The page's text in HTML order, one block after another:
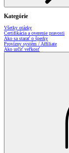
Kategórie
Všetky otázky
Certifikácia a overenie pravosti
Ako sa starať o šperky
Provízny systém / Affiliate
Ako určiť veľkosť